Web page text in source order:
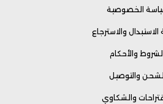
الخصوصية
والاسترجاع
الشروط والأحكام
الشحن والتوصيل
والشكاوي